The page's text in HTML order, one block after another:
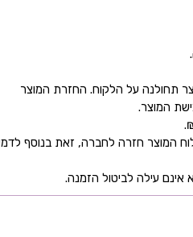
תחולנה על הלקוח. החזרת המוצר
המוצר חזרה לחברה, זאת בנוסף
אינם עילה לביטול הזמנה.